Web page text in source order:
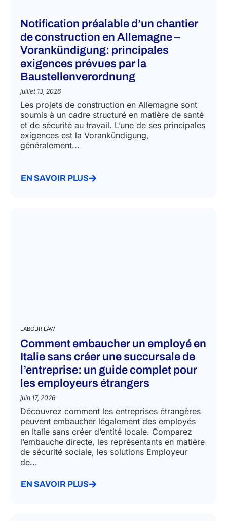
Notification préalable d’un chantier
de construction en Allemagne –
Vorankündigung: principales
exigences prévues par la
Baustellenverordnung
juillet 13, 2026
Les projets de construction en Allemagne sont
soumis à un cadre structuré en matière de santé
et de sécurité au travail. L’une de ses principales
exigences est la Vorankündigung,
généralement...
EN SAVOIR PLUS
LABOUR LAW
Comment embaucher un employé en
Italie sans créer une succursale de
l’entreprise: un guide complet pour
les employeurs étrangers
juin 17, 2026
Découvrez comment les entreprises étrangères
peuvent embaucher légalement des employés
en Italie sans créer d’entité locale. Comparez
l’embauche directe, les représentants en matière
de sécurité sociale, les solutions Employeur
de...
EN SAVOIR PLUS